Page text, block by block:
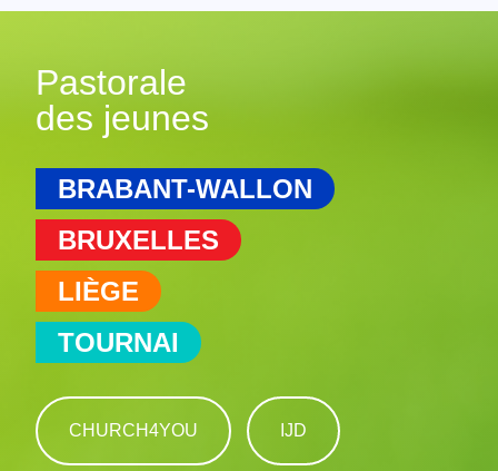
Pastorale
des jeunes
BRABANT-WALLON
BRUXELLES
LIÈGE
TOURNAI
CHURCH4YOU IJD